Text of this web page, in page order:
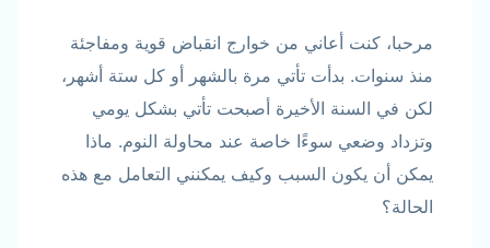
مرحبا، كنت أعاني من خوارج انقباض قوية ومفاجئة
منذ سنوات. بدأت تأتي مرة بالشهر أو كل ستة أشهر،
لكن في السنة الأخيرة أصبحت تأتي بشكل يومي
وتزداد وضعي سوءًا خاصة عند محاولة النوم. ماذا
يمكن أن يكون السبب وكيف يمكنني التعامل مع هذه
الحالة؟